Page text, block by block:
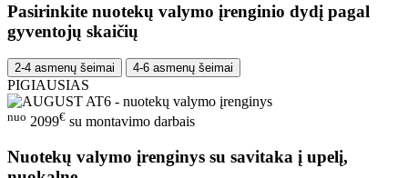
Pasirinkite nuotekų valymo įrenginio dydį pagal
gyventojų skaičių
2-4 asmenų šeimai 4-6 asmenų šeimai
PIGIAUSIAS
nuo 2099€ su montavimo darbais
Nuotekų valymo įrenginys su savitaka į upelį,